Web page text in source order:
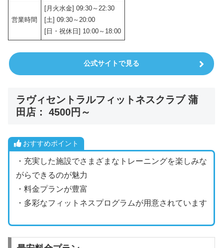
営業時間
[月火水金] 09:30～22:30
[土] 09:30～20:00
[日・祝休日] 10:00～18:00
公式サイトで見る
ラヴィセントラルフィットネスクラブ 蒲
田店： 4500円～
おすすめポイント
・充実した施設でさまざまなトレーニングを楽しみな
がらできるのが魅力
・料金プランが豊富
・多彩なフィットネスプログラムが用意されています